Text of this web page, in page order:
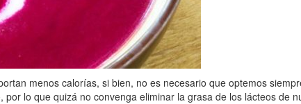
menos calorías, si bien, no es necesario que optemos
lo que quizá no convenga eliminar la grasa de los lácteos de